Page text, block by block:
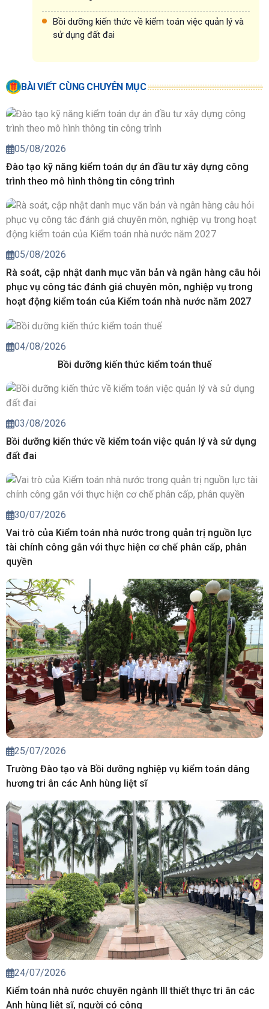
Bồi dưỡng kiến thức về kiểm toán việc quản lý và
sử dụng đất đai
BÀI VIẾT CÙNG CHUYÊN MỤC
05/08/2026
Đào tạo kỹ năng kiểm toán dự án đầu tư xây dựng công
trình theo mô hình thông tin công trình
05/08/2026
Rà soát, cập nhật danh mục văn bản và ngân hàng câu hỏi
phục vụ công tác đánh giá chuyên môn, nghiệp vụ trong
hoạt động kiểm toán của Kiểm toán nhà nước năm 2027
04/08/2026
Bồi dưỡng kiến thức kiểm toán thuế
03/08/2026
Bồi dưỡng kiến thức về kiểm toán việc quản lý và sử dụng
đất đai
30/07/2026
Vai trò của Kiểm toán nhà nước trong quản trị nguồn lực
tài chính công gắn với thực hiện cơ chế phân cấp, phân
quyền
25/07/2026
Trường Đào tạo và Bồi dưỡng nghiệp vụ kiểm toán dâng
hương tri ân các Anh hùng liệt sĩ
24/07/2026
Kiểm toán nhà nước chuyên ngành III thiết thực tri ân các
Anh hùng liệt sĩ, người có công